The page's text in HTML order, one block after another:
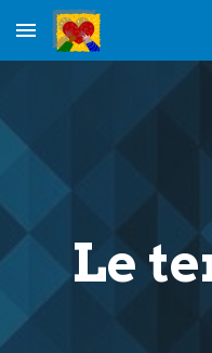
Skip to main content
Le